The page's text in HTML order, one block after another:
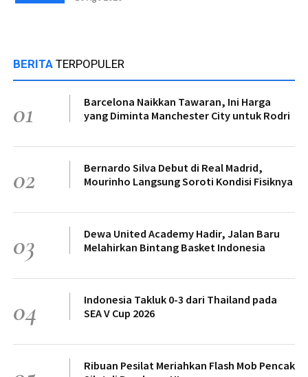
BERITA TERPOPULER
01
Barcelona Naikkan Tawaran, Ini Harga
yang Diminta Manchester City untuk Rodri
02
Bernardo Silva Debut di Real Madrid,
Mourinho Langsung Soroti Kondisi Fisiknya
03
Dewa United Academy Hadir, Jalan Baru
Melahirkan Bintang Basket Indonesia
04
Indonesia Takluk 0-3 dari Thailand pada
SEA V Cup 2026
Ribuan Pesilat Meriahkan Flash Mob Pencak